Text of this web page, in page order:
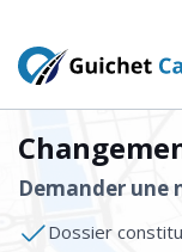
Demander une
Dossier